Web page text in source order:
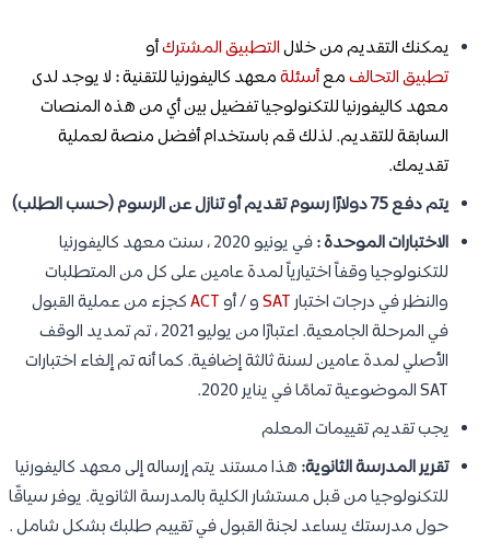
يمكنك التقديم من خلالالتطبيق المشتركأو
تطبيقالتحالفمعأسئلةمعهد كاليفورنيا للتقنية: لا يوجد لدى
معهد كاليفورنيا للتكنولوجيا تفضيل بين أي من هذه المنصات
السابقة للتقديم. لذلك قم باستخدام أفضل منصة لعملية
تقديمك.
يتم دفع 75 دولارًا رسوم تقديم أو تنازل عن الرسوم (حسب الطلب)
الاختبارات الموحدة :
في يونيو 2020 ، سنت معهد كاليفورنيا
للتكنولوجيا وقفاً اختيارياً لمدة عامين على كل من المتطلبات
والنظر في درجات اختبارSATو / أوACTكجزء من عملية القبول
في المرحلة الجامعية. اعتبارًا من يوليو 2021 ، تم تمديد الوقف
الأصلي لمدة عامين لسنة ثالثة إضافية. كما أنه تم إلغاء اختبارات
SAT الموضوعية تمامًا في يناير 2020.
يجب تقديم تقييمات المعلم
تقرير المدرسة الثانوية: هذا مستند يتم إرساله إلى معهد كاليفورنيا
للتكنولوجيا من قبل مستشار الكلية بالمدرسة الثانوية. يوفر سياقًا
حول مدرستك يساعد لجنة القبول في تقييم طلبك بشكل شامل .